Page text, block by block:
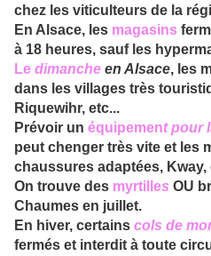
chez les viticulteurs de la
En Alsace, les magasins
à 18 heures, sauf les
Le dimanche en Alsace, les
dans les villages très
Riquewihr, etc...
Prévoir un équipement pour
peut chenger très vite et les
chaussures adaptées, Kway,
On trouve des myrtilles OU
Chaumes en juillet.
En hiver, certains cols de
fermés et interdit à toute